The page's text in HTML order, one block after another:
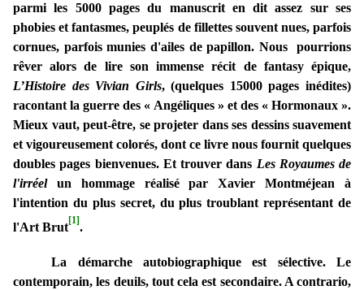
parmi les 5000 pages du manuscrit en dit assez sur ses
phobies et fantasmes, peuplés de fillettes souvent nues, parfois
cornues, parfois munies d'ailes de papillon. Nous pourrions
rêver alors de lire son immense récit de fantasy épique,
L’Histoire des Vivian Girls, (quelques 15000 pages inédites)
racontant la guerre des « Angéliques » et des « Hormonaux ».
Mieux vaut, peut-être, se projeter dans ses dessins suavement
et vigoureusement colorés, dont ce livre nous fournit quelques
doubles pages bienvenues. Et trouver dans Les Royaumes de
l'irréelun hommage réalisé par Xavier Montméjean à
l'intention du plus secret, du plus troublant représentant de
l'Art Brut[1].
La démarche autobiographique est sélective. Le
contemporain, les deuils, tout cela est secondaire. A contrario,